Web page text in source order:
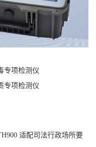
专项检测仪
专项检测仪
适配司法行政场所要